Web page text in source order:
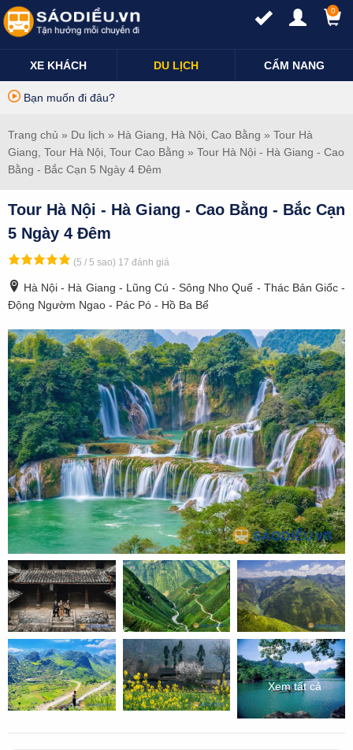
0
XE KHÁCH DU LỊCH CẨM NANG
Bạn muốn đi đâu?
Trang chủ » Du lịch » Hà Giang Hà Nội Cao Bằng » Tour Hà
Giang Tour Hà Nội Tour Cao Bằng » Tour Hà Nội - Hà Giang - Cao
Bằng - Bắc Cạn 5 Ngày 4 Đêm
Tour Hà Nội - Hà Giang - Cao Bằng - Bắc Cạn
5 Ngày 4 Đêm
(5 / 5 sao) 17 đánh giá
Hà Nội - Hà Giang - Lũng Cú - Sông Nho Quế - Thác Bản Giốc -
Động Ngườm Ngao - Pác Pó - Hồ Ba Bể
Xem tất cả